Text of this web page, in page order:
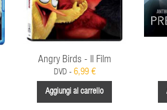
Angry Birds - Il Film
DVD - 6,99 €
Aggiungi al carrello